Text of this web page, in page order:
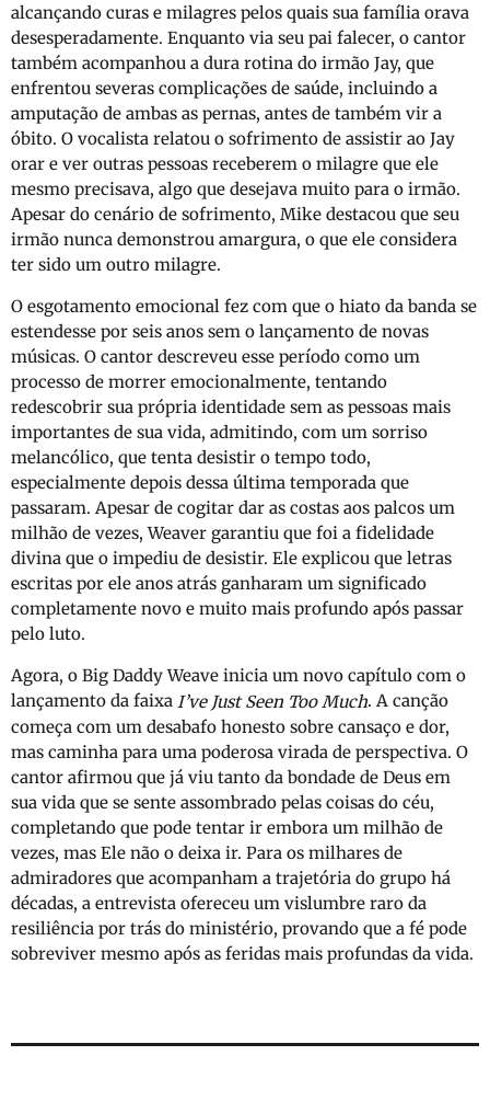
alcançando curas e milagres pelos quais sua família orava
desesperadamente. Enquanto via seu pai falecer, o cantor
também acompanhou a dura rotina do irmão Jay, que
enfrentou severas complicações de saúde, incluindo a
amputação de ambas as pernas, antes de também vir a
óbito. O vocalista relatou o sofrimento de assistir ao Jay
orar e ver outras pessoas receberem o milagre que ele
mesmo precisava, algo que desejava muito para o irmão.
Apesar do cenário de sofrimento, Mike destacou que seu
irmão nunca demonstrou amargura, o que ele considera
ter sido um outro milagre.
O esgotamento emocional fez com que o hiato da banda se
estendesse por seis anos sem o lançamento de novas
músicas. O cantor descreveu esse período como um
processo de morrer emocionalmente, tentando
redescobrir sua própria identidade sem as pessoas mais
importantes de sua vida, admitindo, com um sorriso
melancólico, que tenta desistir o tempo todo,
especialmente depois dessa última temporada que
passaram. Apesar de cogitar dar as costas aos palcos um
milhão de vezes, Weaver garantiu que foi a fidelidade
divina que o impediu de desistir. Ele explicou que letras
escritas por ele anos atrás ganharam um significado
completamente novo e muito mais profundo após passar
pelo luto.
Agora, o Big Daddy Weave inicia um novo capítulo com o
lançamento da faixa I’ve Just Seen Too Much. A canção
começa com um desabafo honesto sobre cansaço e dor,
mas caminha para uma poderosa virada de perspectiva. O
cantor afirmou que já viu tanto da bondade de Deus em
sua vida que se sente assombrado pelas coisas do céu,
completando que pode tentar ir embora um milhão de
vezes, mas Ele não o deixa ir. Para os milhares de
admiradores que acompanham a trajetória do grupo há
décadas, a entrevista ofereceu um vislumbre raro da
resiliência por trás do ministério, provando que a fé pode
sobreviver mesmo após as feridas mais profundas da vida.